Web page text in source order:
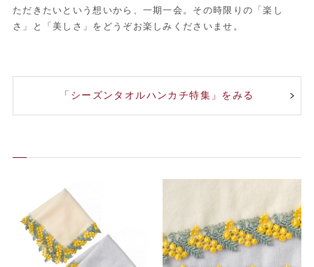
ただきたいという想いから、一期一会。その時限りの「楽し
さ」と「美しさ」をどうぞお楽しみくださいませ。
「シーズンタオルハンカチ特集」をみる